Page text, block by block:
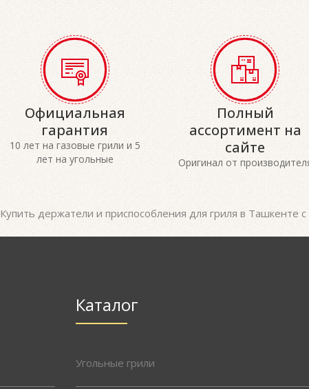
Официальная
гарантия
10 лет на газовые грили и 5
лет на угольные
Полный
ассортимент на
сайте
Оригинал от
Купить держатели и приспособления для гриля в Ташкенте с
Каталог
Угольные грили